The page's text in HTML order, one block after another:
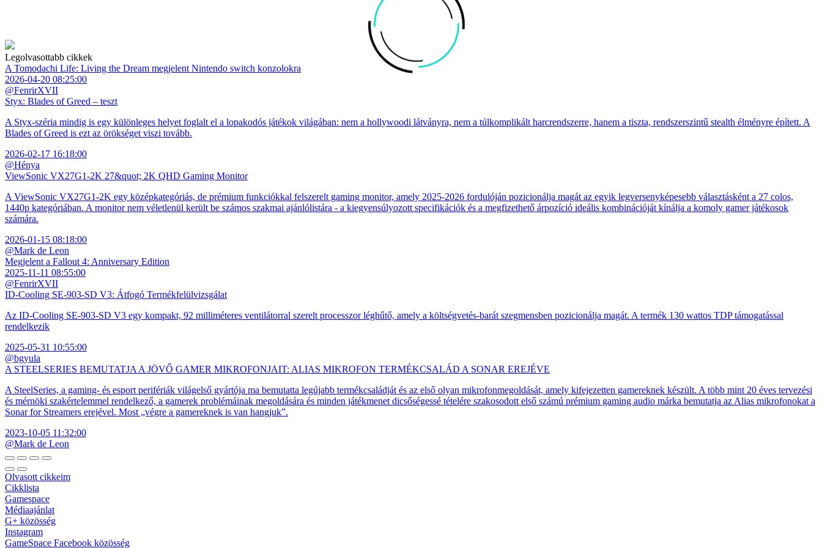
Legolvasottabb cikkek
A Tomodachi Life: Living the Dream megjelent Nintendo switch konzolokra
2026-04-20 08:25:00
@FenrirXVII
Styx: Blades of Greed – teszt
A Styx-széria mindig is egy különleges helyet foglalt el a lopakodós játékok világában: nem a hollywoodi látványra, nem a túlkomplikált harcrendszerre, hanem a tiszta, rendszerszintű stealth élményre épített. A
Blades of Greed is ezt az örökséget viszi tovább.
2026-02-17 16:18:00
@Hénya
ViewSonic VX27G1-2K 27&quot; 2K QHD Gaming Monitor
A ViewSonic VX27G1-2K egy középkategóriás, de prémium funkciókkal felszerelt gaming monitor, amely 2025-2026 fordulóján pozicionálja magát az egyik legversenyképesebb választásként a 27 colos,
1440p kategóriában. A monitor nem véletlenül került be számos szakmai ajánlólistára - a kiegyensúlyozott specifikációk és a megfizethető árpozíció ideális kombinációját kínálja a komoly gamer játékosok
számára.
2026-01-15 08:18:00
@Mark de Leon
Megjelent a Fallout 4: Anniversary Edition
2025-11-11 08:55:00
@FenrirXVII
ID-Cooling SE-903-SD V3: Átfogó Termékfelülvizsgálat
Az ID-Cooling SE-903-SD V3 egy kompakt, 92 milliméteres ventilátorral szerelt processzor léghűtő, amely a költségvetés-barát szegmensben pozicionálja magát. A termék 130 wattos TDP támogatással
rendelkezik
2025-05-31 10:55:00
@bgyula
A STEELSERIES BEMUTATJA A JÖVŐ GAMER MIKROFONJAIT: ALIAS MIKROFON TERMÉKCSALÁD A SONAR EREJÉVE
A SteelSeries, a gaming- és esport perifériák világelső gyártója ma bemutatta legújabb termékcsaládját és az első olyan mikrofonmegoldását, amely kifejezetten gamereknek készült. A több mint 20 éves tervezési
és mérnöki szakértelemmel rendelkező, a gamerek problémáinak megoldására és minden játékmenet dicsőségessé tételére szakosodott első számú prémium gaming audio márka bemutatja az Alias mikrofonokat a
Sonar for Streamers erejével. Most „végre a gamereknek is van hangjuk”.
2023-10-05 11:32:00
@Mark de Leon
Olvasott cikkeim
Cikklista
Gamespace
Médiaajánlat
G+ közösség
Instagram
GameSpace Facebook közösség